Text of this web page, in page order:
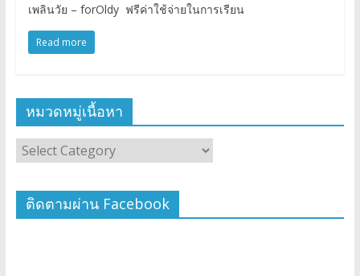
เพลินวัย – forOldy ฟรีค่าใช้จ่ายในการเรียน
Read more
หมวดหมู่เนื้อหา
ติดตามผ่าน Facebook